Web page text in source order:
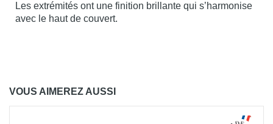
Les extrémités ont une finition brillante qui s’harmonise
avec le haut de couvert.
VOUS AIMEREZ AUSSI